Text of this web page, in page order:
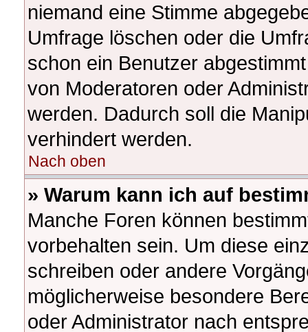
niemand eine Stimme
Umfrage löschen oder die
schon ein Benutzer
von Moderatoren oder
werden. Dadurch soll die
verhindert werden.
Nach oben
» Warum kann ich auf
Manche Foren können
vorbehalten sein. Um diese
schreiben oder andere
möglicherweise besondere
oder Administrator nach